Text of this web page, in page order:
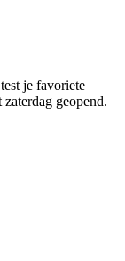
je favoriete
geopend.